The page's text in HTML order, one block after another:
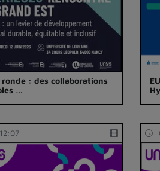
ronde : des collaborations
…